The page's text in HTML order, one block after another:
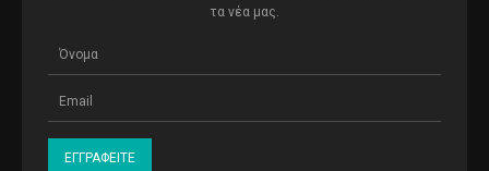
τα νέα μας.